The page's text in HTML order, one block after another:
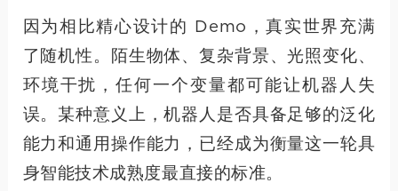
因为相比精心设计的 Demo，真实世界充满
了随机性。陌生物体、复杂背景、光照变化、
环境干扰，任何一个变量都可能让机器人失
误。某种意义上，机器人是否具备足够的泛化
能力和通用操作能力，已经成为衡量这一轮具
身智能技术成熟度最直接的标准。